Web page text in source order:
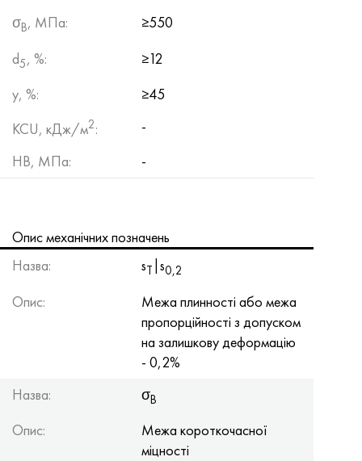
σB, МПа:
≥550
d5, %:
≥12
y, %:
≥45
KCU, кДж/м2:
-
HB, МПа:
-
Опис механічних позначень
Назва:
sТ |s0,2
Опис:
Межа плинності або межа
пропорційності з допуском
на залишкову деформацію
- 0,2%
Назва:
σB
Опис:
Межа короткочасної
міцності